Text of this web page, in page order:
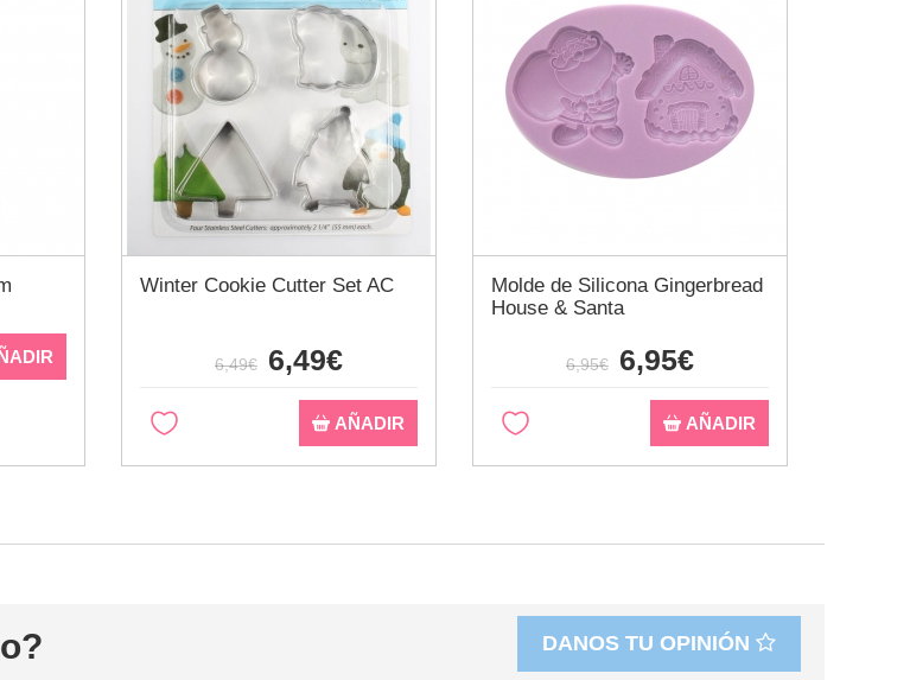
Winter Cookie Cutter Set AC
6,49€ 6,49€
AÑADIR
Molde de Silicona Gingerbread
House & Santa
6,95€ 6,95€
AÑADIR
DANOS TU OPINIÓN